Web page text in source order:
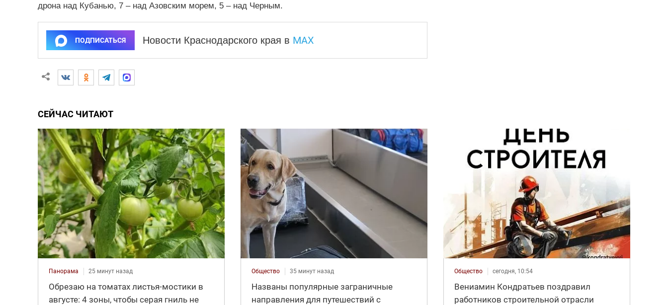
дрона над Кубанью, 7 – над Азовским морем, 5 – над Черным.
ПОДПИСАТЬСЯ Новости Краснодарского края в MAX
СЕЙЧАС ЧИТАЮТ
Панорама 25 минут назад
Обрезаю на томатах листья-мостики в
августе: 4 зоны, чтобы серая гниль не
Общество 35 минут назад
Названы популярные заграничные
направления для путешествий с
Общество сегодня, 10:54
Вениамин Кондратьев поздравил
работников строительной отрасли